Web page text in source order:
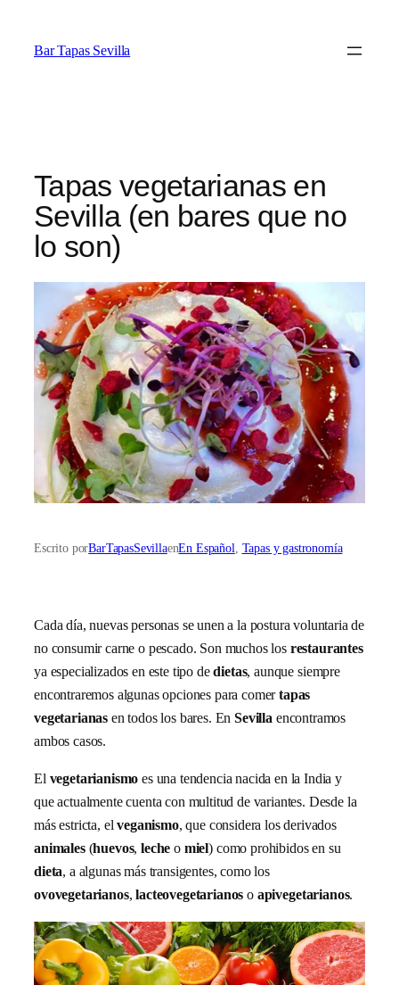
Bar Tapas Sevilla
Tapas vegetarianas en
Sevilla (en bares que no
lo son)
Escrito porBarTapasSevillaenEn Español Tapas y gastronomía
Cada día, nuevas personas se unen a la postura voluntaria de
no consumir carne o pescado. Son muchos los restaurantes
ya especializados en este tipo dedietas, aunque siempre
encontraremos algunas opciones para comertapas
vegetarianas en todos los bares. EnSevilla encontramos
ambos casos.
El vegetarianismoes una tendencia nacida en la India y
que actualmente cuenta con multitud de variantes. Desde la
más estricta, elveganismo, que considera los derivados
animales (huevos,lecheo miel) como prohibidos en su
dieta, a algunas más transigentes, como los
ovovegetarianos,lacteovegetarianoso apivegetarianos.